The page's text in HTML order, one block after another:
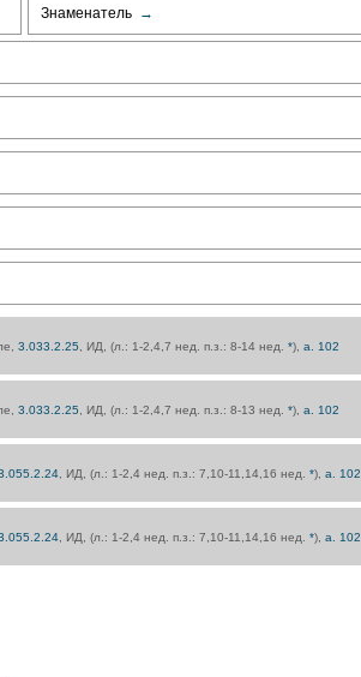
Знаменатель →
3.033.2.25 , ИД, (л.: 1-2,4,7 нед. п.з.: 8-14 нед. *), а. 102
3.033.2.25 , ИД, (л.: 1-2,4,7 нед. п.з.: 8-13 нед. *), а. 102
, ИД, (л.: 1-2,4 нед. п.з.: 7,10-11,14,16 нед. *), а. 102
, ИД, (л.: 1-2,4 нед. п.з.: 7,10-11,14,16 нед. *), а. 102